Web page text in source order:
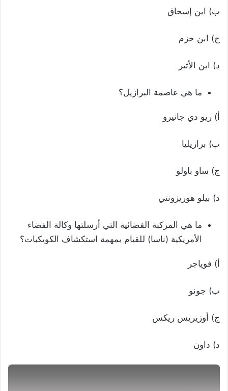
ب) ابن إسحاق
ج) ابن حزم
د) ابن الأثير
ما هي عاصمة البرازيل؟
أ) ريو دي جانيرو
ب) برازيليا
ج) ساو باولو
د) بيلو هوريزونتي
ما هي المركبة الفضائية التي أرسلتها وكالة الفضاء
الأمريكية (ناسا) للقيام بمهمة استكشاف الكويكبات؟
أ) فوياجر
ب) جونو
ج) أوزيريس ريكس
د) داون